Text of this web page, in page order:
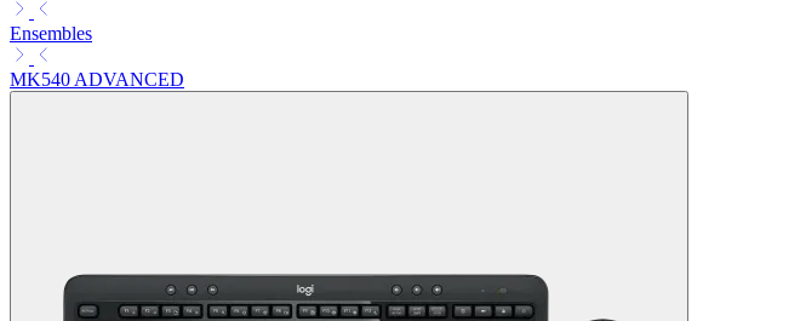
Ensembles
MK540 ADVANCED